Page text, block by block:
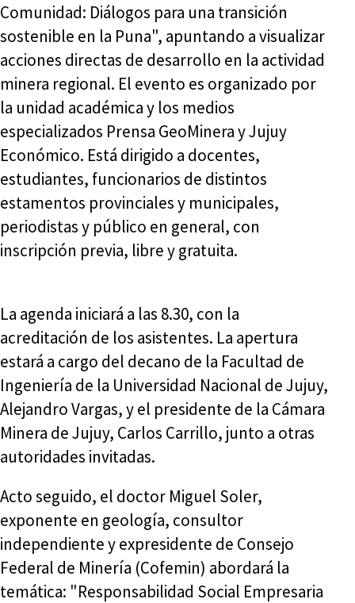
Comunidad: Diálogos para una transición
sostenible en la Puna", apuntando a visualizar
acciones directas de desarrollo en la actividad
minera regional. El evento es organizado por
la unidad académica y los medios
especializados Prensa GeoMinera y Jujuy
Económico. Está dirigido a docentes,
estudiantes, funcionarios de distintos
estamentos provinciales y municipales,
periodistas y público en general, con
inscripción previa, libre y gratuita.
La agenda iniciará a las 8.30, con la
acreditación de los asistentes. La apertura
estará a cargo del decano de la Facultad de
Ingeniería de la Universidad Nacional de Jujuy,
Alejandro Vargas, y el presidente de la Cámara
Minera de Jujuy, Carlos Carrillo, junto a otras
autoridades invitadas.
Acto seguido, el doctor Miguel Soler,
exponente en geología, consultor
independiente y expresidente de Consejo
Federal de Minería (Cofemin) abordará la
temática: "Responsabilidad Social Empresaria